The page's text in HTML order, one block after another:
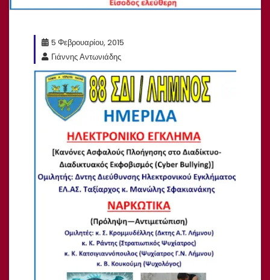
5 Φεβρουαρίου, 2015
Γιάννης Αντωνιάδης